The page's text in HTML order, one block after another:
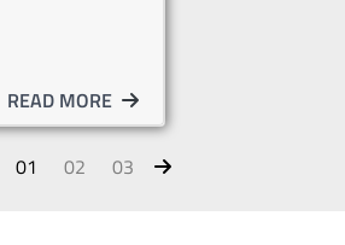
READ MORE
01 02 03